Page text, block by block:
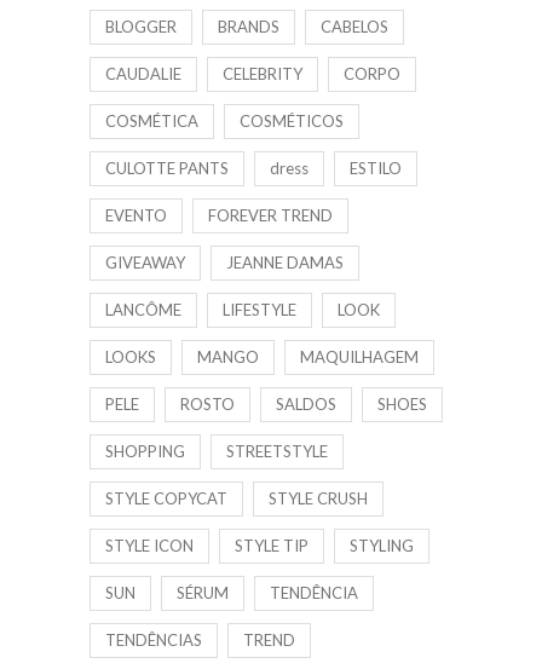
BLOGGER BRANDS CABELOS
CAUDALIE CELEBRITY CORPO
COSMÉTICA COSMÉTICOS
CULOTTE PANTS dress ESTILO
EVENTO FOREVER TREND
GIVEAWAY JEANNE DAMAS
LANCÔME LIFESTYLE LOOK
LOOKS MANGO MAQUILHAGEM
PELE ROSTO SALDOS SHOES
SHOPPING STREETSTYLE
STYLE COPYCAT STYLE CRUSH
STYLE ICON STYLE TIP STYLING
SUN SÉRUM TENDÊNCIA
TENDÊNCIAS TREND